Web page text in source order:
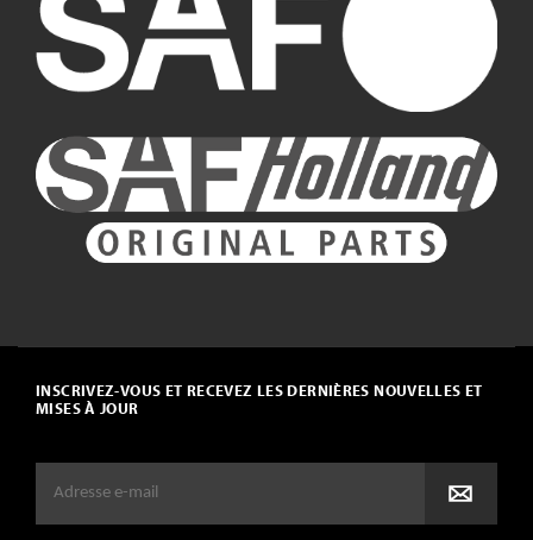
INSCRIVEZ-VOUS ET RECEVEZ LES DERNIÈRES NOUVELLES ET
MISES À JOUR